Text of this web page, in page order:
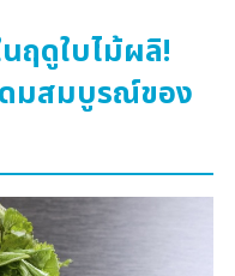
ฤดูใบไม้ผลิ!
ดมสมบูรณ์ของ